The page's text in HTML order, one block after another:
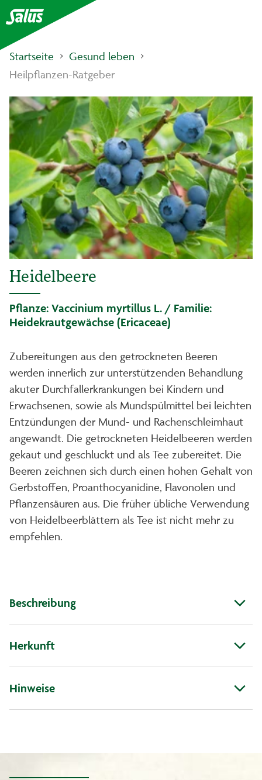
Startseite
Gesund leben
Heilpflanzen-Ratgeber
Heidelbeere
Pflanze: Vaccinium myrtillus L. / Familie:
Heidekrautgewächse (Ericaceae)
Zubereitungen aus den getrockneten Beeren
werden innerlich zur unterstützenden Behandlung
akuter Durchfallerkrankungen bei Kindern und
Erwachsenen, sowie als Mundspülmittel bei leichten
Entzündungen der Mund- und Rachenschleimhaut
angewandt. Die getrockneten Heidelbeeren werden
gekaut und geschluckt und als Tee zubereitet. Die
Beeren zeichnen sich durch einen hohen Gehalt von
Gerbstoffen, Proanthocyanidine, Flavonolen und
Pflanzensäuren aus. Die früher übliche Verwendung
von Heidelbeerblättern als Tee ist nicht mehr zu
empfehlen.
Beschreibung
Herkunft
Hinweise